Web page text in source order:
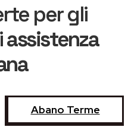
per gli
assistenza
Abano Terme